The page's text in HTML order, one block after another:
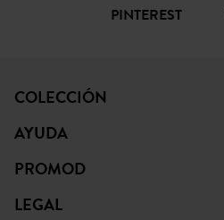
PINTEREST
COLECCIÓN
AYUDA
PROMOD
LEGAL